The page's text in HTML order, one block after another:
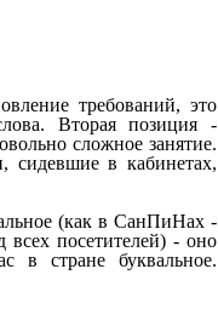
требований, это
Вторая позиция -
сложное занятие.
в кабинетах,
(как в СанПиНах -
посетителей) - оно
в стране буквальное.